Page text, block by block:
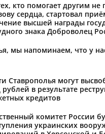
кто помогает другим не
сердца, стартовал
высшей награды
знака Доброволец
мы напоминаем, что у
Ставрополья могут
в результате
кредитов
комитет России
украинских